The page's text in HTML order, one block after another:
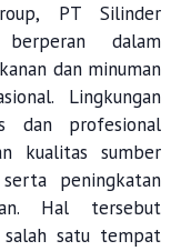
PT Silinder
dalam
dan minuman
Lingkungan
dan profesional
kualitas sumber
peningkatan
Hal tersebut
salah satu tempat